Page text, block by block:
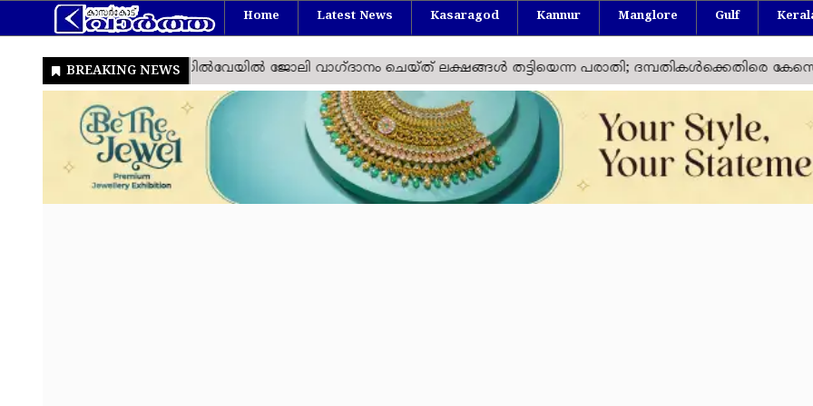
Home Latest News Kasaragod Kannur Manglore Gulf